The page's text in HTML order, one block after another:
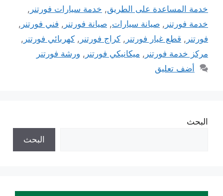
خدمة المساعدة على الطريق, خدمة سيارات فورتنر ,
خدمة فورتنر , صيانة سيارات, صيانة فورتنر , فني فورتنر ,
فورتنر , قطع غيار فورتنر , كراج فورتنر , كهربائي فورتنر ,
مركز خدمة فورتنر , ميكانيكي فورتنر , ورشة فورتنر
أضف تعليق
البحث
البحث